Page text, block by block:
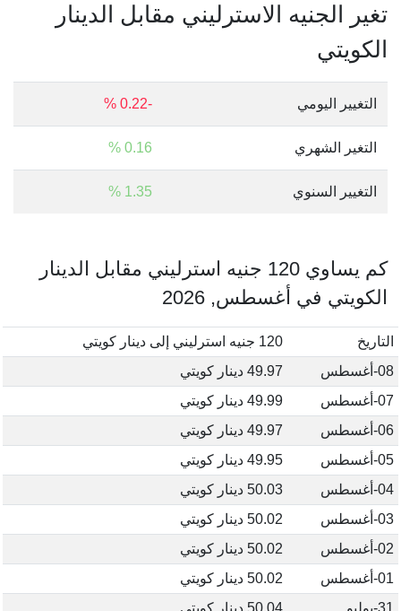
تغير الجنيه الاسترليني مقابل الدينار
الكويتي
التغيير اليومي -0.22 %
التغير الشهري 0.16 %
التغيير السنوي 1.35 %
كم يساوي 120 جنيه استرليني مقابل الدينار
الكويتي في أغسطس, 2026
التاريخ
120 جنيه استرليني إلى دينار كويتي
08-أغسطس
49.97 دينار كويتي
07-أغسطس
49.99 دينار كويتي
06-أغسطس
49.97 دينار كويتي
05-أغسطس
49.95 دينار كويتي
04-أغسطس
50.03 دينار كويتي
03-أغسطس
50.02 دينار كويتي
02-أغسطس
50.02 دينار كويتي
01-أغسطس
50.02 دينار كويتي
31-يوليو
50.04 دينار كويتي